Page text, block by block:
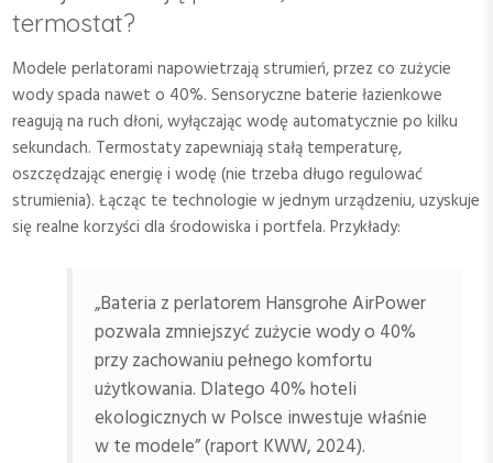
termostat?
Modele perlatorami napowietrzają strumień, przez co zużycie
wody spada nawet o 40%. Sensoryczne baterie łazienkowe
reagują na ruch dłoni, wyłączając wodę automatycznie po kilku
sekundach. Termostaty zapewniają stałą temperaturę,
oszczędzając energię i wodę (nie trzeba długo regulować
strumienia). Łącząc te technologie w jednym urządzeniu, uzyskuje
się realne korzyści dla środowiska i portfela. Przykłady:
„Bateria z perlatorem Hansgrohe AirPower
pozwala zmniejszyć zużycie wody o 40%
przy zachowaniu pełnego komfortu
użytkowania. Dlatego 40% hoteli
ekologicznych w Polsce inwestuje właśnie
w te modele” (raport KWW, 2024).